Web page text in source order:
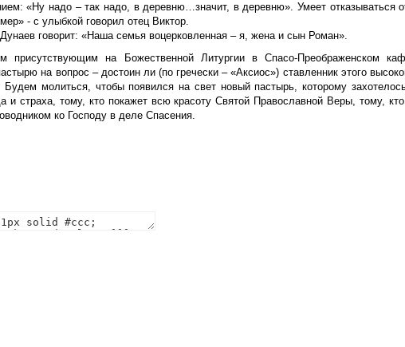
«Ну надо – так надо, в деревню…значит, в деревню». Умеет отказываться
- с улыбкой говорил отец Виктор.
говорит: «Наша семья воцерковленная – я, жена и сын Роман».
присутствующим на Божественной Литургии в Спасо-Преображенском
на вопрос – достоин ли (по гречески – «Аксиос») ставленник этого
молиться, чтобы появился на свет новый пастырь, которому
и страха, тому, кто покажет всю красоту Святой Православной Веры, тому,
ко Господу в деле Спасения.